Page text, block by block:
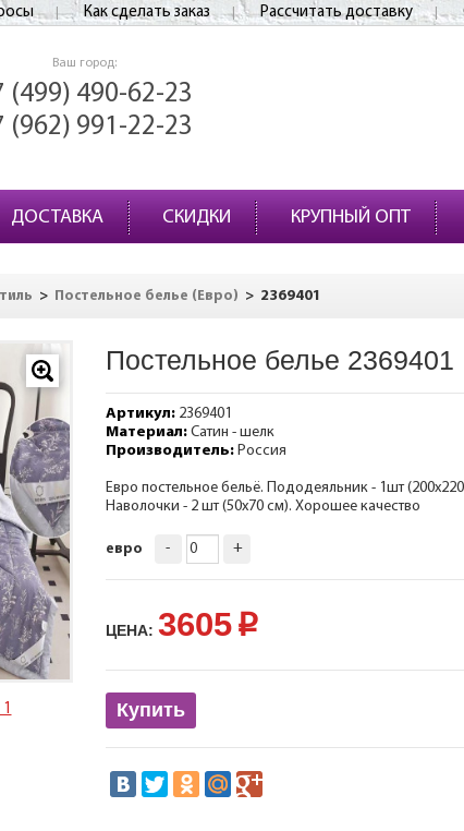
Как сделать заказ Рассчитать доставку
Ваш город:
(499) 490-62-23
(962) 991-22-23
ДОСТАВКА СКИДКИ КРУПНЫЙ ОПТ
> Постельное белье (Евро) > 2369401
Постельное белье 2369401
Артикул:2369401
Материал:Сатин - шелк
Производитель:Россия
Евро постельное бельё. Пододеяльник - 1шт
Наволочки - 2 шт (50х70 см). Хорошее качество
евро - +
ЦЕНА: 3605p
Купить